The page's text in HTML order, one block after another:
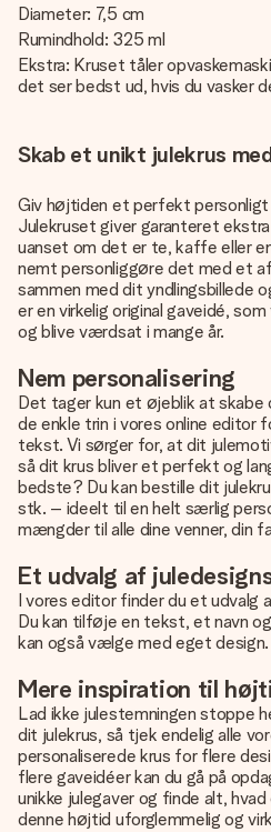
Diameter: 7,5 cm
Rumindhold: 325 ml
Ekstra: Kruset tåler
det ser bedst ud, hvis du vasker
Skab et unikt julekrus
Giv højtiden et perfekt
Julekruset giver garanteret
uanset om det er te, kaffe eller
nemt personliggøre det med et
sammen med dit yndlingsbillede
er en virkelig original gaveidé,
og blive værdsat i mange år.
Nem personalisering
Det tager kun et øjeblik atskabe
de enkle trin i vores online editor
tekst. Vi sørger for, at dit
så dit krus bliver et perfekt og
bedste? Du kan bestille dit
stk. – ideelt til en helt særlig
mængder til alle dine venner, din
Et udvalg af
I vores editor finder du et udvalg
Du kan tilføje en tekst, et navn
kan også vælge med eget design.
Mere inspiration til
Lad ikke julestemningen stoppe
dit julekrus, så tjek endelig alle
personaliserede krus for flere
flere gaveidéer kan du gå på
unikke julegaverog finde alt, hvad
denne højtid uforglemmelig og